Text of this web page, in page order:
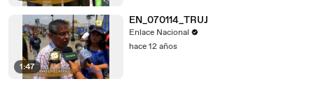
1:47
EN_070114_TRUJ
Enlace Nacional
hace 12 años